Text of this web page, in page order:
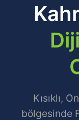
Kısıklı,
bölgesinde